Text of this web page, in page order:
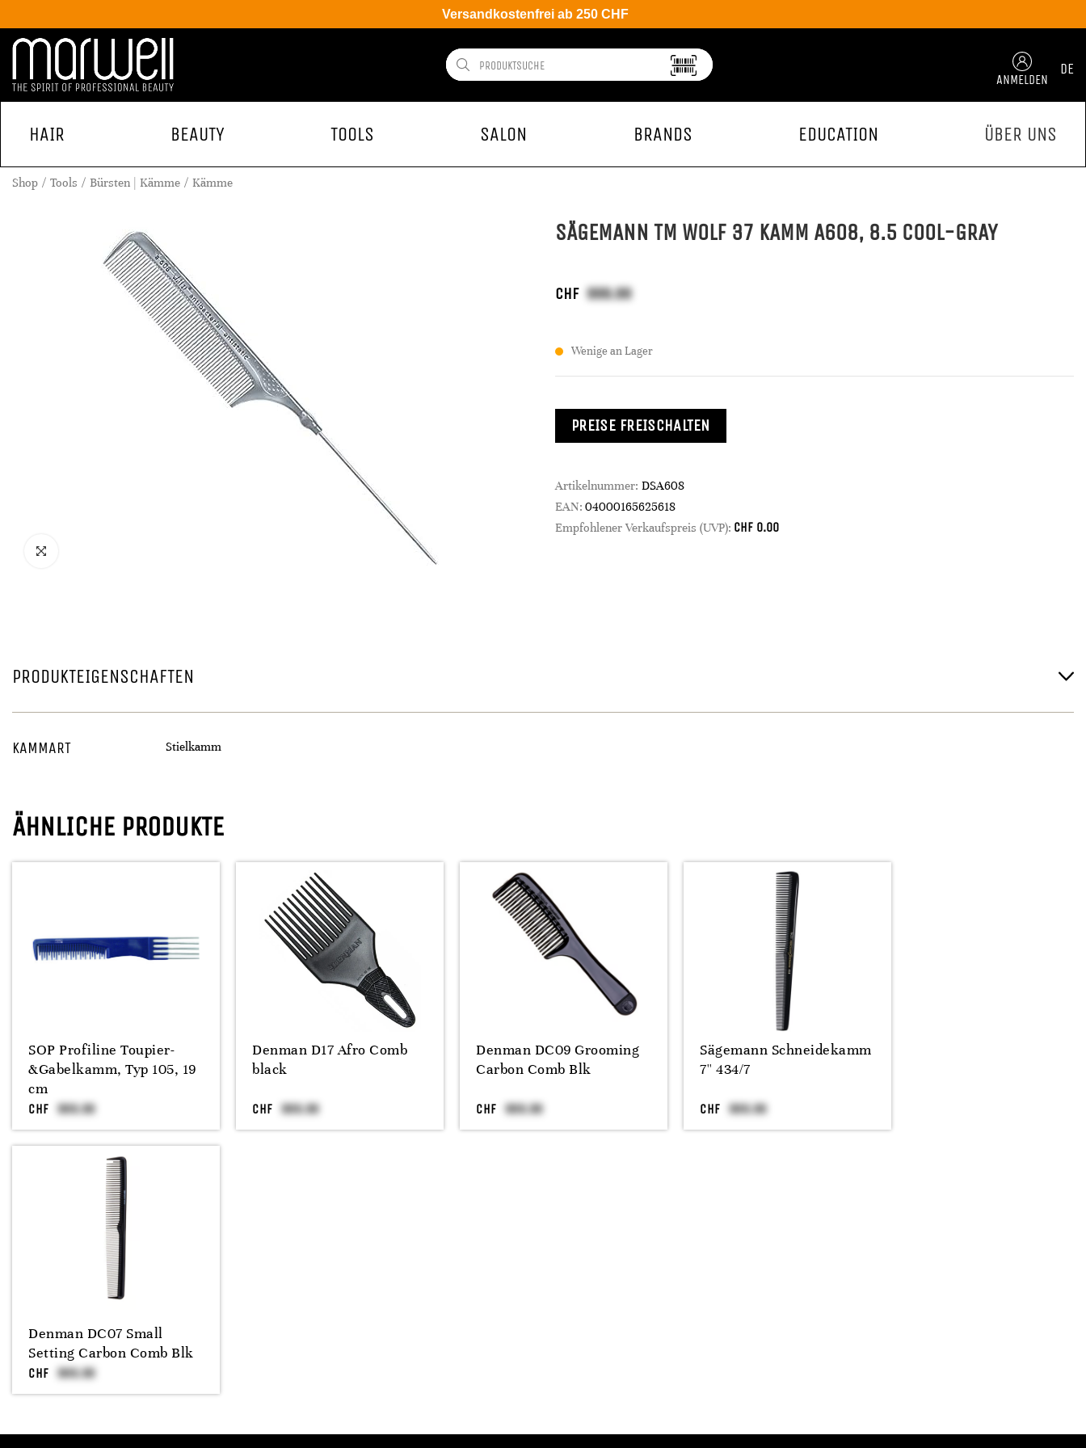
Versandkostenfrei ab 250 CHF
ANMELDEN
DE
HAIR BEAUTY TOOLS SALON BRANDS EDUCATION ÜBER UNS
Shop Tools Bürsten | Kämme Kämme
SÄGEMANN TM WOLF 37 KAMM A608, 8.5 COOL-GRAY
CHF
Wenige an Lager
PREISE FREISCHALTEN
Artikelnummer: DSA608
EAN: 04000165625618
Empfohlener Verkaufspreis (UVP): CHF 0.00
PRODUKTEIGENSCHAFTEN
KAMMART Stielkamm
ÄHNLICHE PRODUKTE
SOP Profiline Toupier-
&Gabelkamm, Typ 105, 19
cm
CHF
Denman D17 Afro Comb
black
CHF
Denman DC09 Grooming
Carbon Comb Blk
CHF
Sägemann Schneidekamm
7'' 434/7
CHF
Denman DC07 Small
Setting Carbon Comb Blk
CHF